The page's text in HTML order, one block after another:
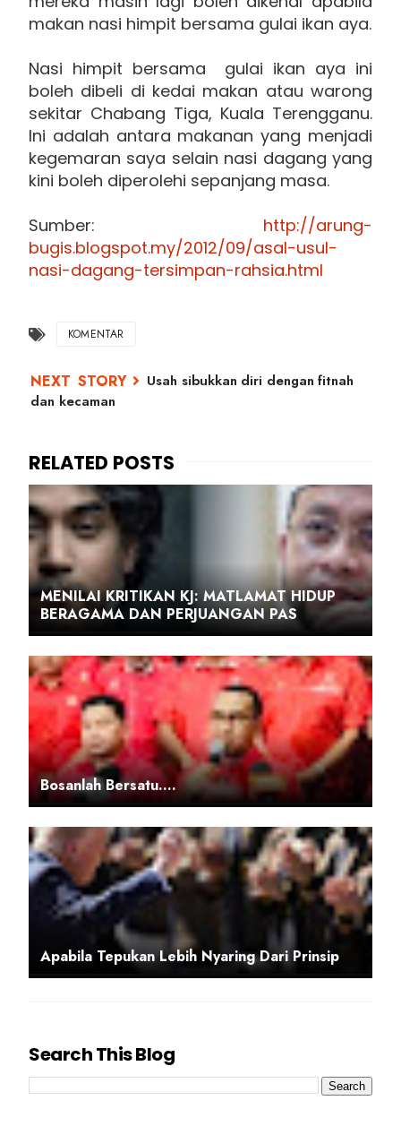
makan nasi himpit bersama gulai ikan aya.
Nasi himpit bersama gulai ikan aya ini
boleh dibeli di kedai makan atau warong
sekitar Chabang Tiga, Kuala Terengganu.
Ini adalah antara makanan yang menjadi
kegemaran saya selain nasi dagang yang
kini boleh diperolehi sepanjang masa.
Sumber: http://arung-
bugis.blogspot.my/2012/09/asal-usul-
nasi-dagang-tersimpan-rahsia.html
KOMENTAR
Usah sibukkan diri dengan fitnah
dan kecaman
MENILAI KRITIKAN KJ: MATLAMAT HIDUP
BERAGAMA DAN PERJUANGAN PAS
Bosanlah Bersatu….
Apabila Tepukan Lebih Nyaring Dari Prinsip
Search This Blog